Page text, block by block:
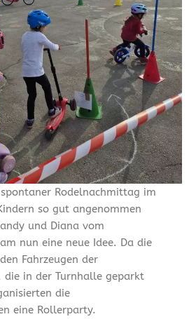
Rodelnachmittag im
so gut angenommen
und Diana vom
nun eine neue Idee. Da die
Fahrzeugen der
die in der Turnhalle geparkt
die
eine Rollerparty.